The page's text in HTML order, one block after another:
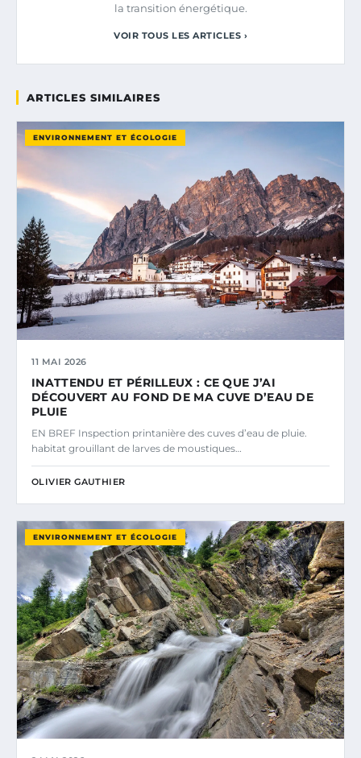
la transition énergétique.
VOIR TOUS LES ARTICLES ›
ARTICLES SIMILAIRES
ENVIRONNEMENT ET ÉCOLOGIE
11 MAI 2026
INATTENDU ET PÉRILLEUX : CE QUE J’AI
DÉCOUVERT AU FOND DE MA CUVE D’EAU DE
PLUIE
EN BREF Inspection printanière des cuves d’eau de pluie.
habitat grouillant de larves de moustiques…
OLIVIER GAUTHIER
ENVIRONNEMENT ET ÉCOLOGIE